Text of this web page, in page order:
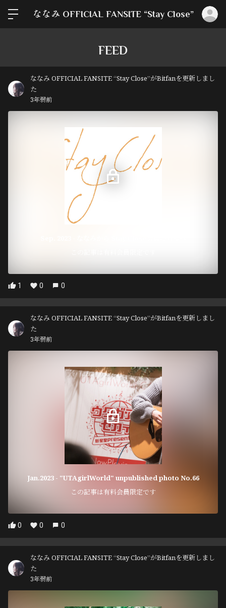
ななみ OFFICIAL FANSITE “Stay Close”
FEED
ななみ OFFICIAL FANSITE “Stay Close”がBitfanを更新しまし
た
3年弱前
1 0 0
ななみ OFFICIAL FANSITE “Stay Close”がBitfanを更新しまし
た
3年弱前
Jan.2023 - "UTAgirlWorld" unpublished photo No.66
この記事は有料会員限定です
0 0 0
ななみ OFFICIAL FANSITE “Stay Close”がBitfanを更新しまし
た
3年弱前